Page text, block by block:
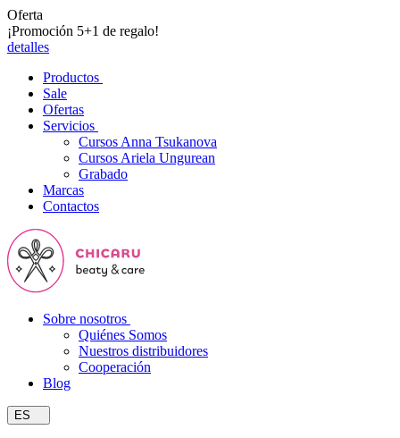
Oferta
¡Promoción 5+1 de regalo!
detalles
Productos
Sale
Ofertas
Servicios
Cursos Anna Tsukanova
Cursos Ariela Ungurean
Grabado
Marcas
Contactos
Sobre nosotros
Quiénes Somos
Nuestros distribuidores
Cooperación
Blog
ES